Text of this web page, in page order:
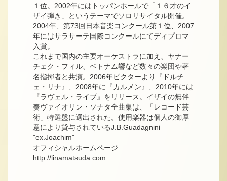
１位。2002年にはトッパンホールで「１６才のイ
ザイ弾き」というテーマでソロリサイタル開催。
2004年、第73回日本音楽コンクール第１位、2007
年にはサラサーテ国際コンクールにてディプロマ
入賞。
これまで国内の主要オーケストラに加え、ヤナー
チェク・フィル、ベトナム響など数々の楽団や著
名指揮者と共演。2006年ビクターより『ドルチ
ェ・リナ』、2008年に『カルメン』、2010年には
『ラヴェル・ライブ』をリリース。イザイの無伴
奏ヴァイオリン・ソナタ全曲集は、「レコード芸
術」特選盤に選出された。使用楽器は個人の御厚
意により貸与されているJ.B.Guadagnini
"ex.Joachim"
オフィシャルホームページ
http://linamatsuda.com